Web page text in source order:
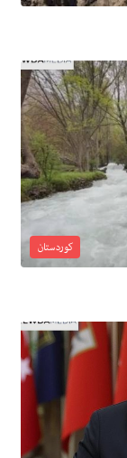
کوردستان